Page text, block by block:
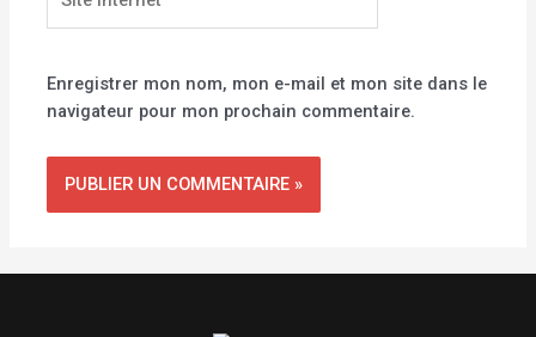
Internet
Enregistrer mon nom, mon e-mail et mon site dans le
navigateur pour mon prochain commentaire.